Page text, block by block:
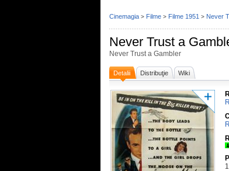
Never Trust a
Never Trust a Gambler
Detalii Distribuţie Wiki
Cinemagia > Filme > Filme 1951 > Never